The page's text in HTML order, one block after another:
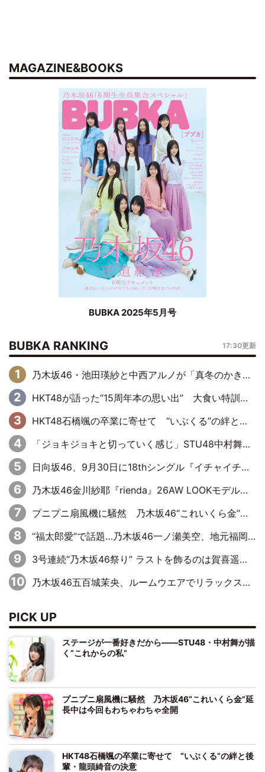
MAGAZINE&BOOKS
BUBKA 2025年5月号
BUBKA RANKING 17:30更新
乃木坂46・池田瑛紗と中西アルノが「真冬のかき氷」騒動で火花散らす！ 因縁の裏にあるのは、逆境をともに“凌”ぐ似た者同士の絆
HKT48が語った“15周年本の思い出” 大食い特訓・守護霊企画・制服グラビア…盛りだくさんの裏話
HKT48石橋颯の卒業に寄せて “いぶくる”の絆と後輩・龍頭綺音の決意
「ジョキジョキと切っていく感じ」STU48中村舞、新しい挑戦は自らの手で
日向坂46、9月30日に18thシングル『イチャイチャ虫』の発売決定！ フォーメーションは『日向坂で会いましょう』にて発表
乃木坂46金川紗耶『rienda』26AW LOOKモデルに就任
プニプニ扇風機に騒然 乃木坂46“これいくら金”延長中は今回もわちゃわちゃ全開
“福太郎愛”で話題…乃木坂46一ノ瀬美空、地元福岡『めんべい25周年トップサポーター』に就任
3号連続“乃木坂46祭り” ラストを飾るのは賀喜遥香…5年ぶりの登場に「5年分大人になった私を見ていただけたら」
乃木坂46五百城茉央、ルームウエアでリラックス「今回のグラビアを見て成長を感じていただけるとうれしい」
PICK UP
ステージが一番好きだから――STU48・中村舞が描
く“これからの私”
プニプニ扇風機に騒然 乃木坂46“これいくら金”延
長中は今回もわちゃわちゃ全開
HKT48石橋颯の卒業に寄せて “いぶくる”の絆と後
輩・龍頭綺音の決意